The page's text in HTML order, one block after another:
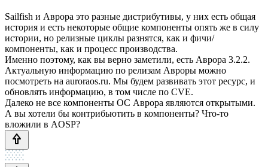
Sailfish и Аврора это разные дистрибутивы, у них есть общая
история и есть некоторые общие компоненты опять же в силу
истории, но релизные циклы разнятся, как и фичи/
компоненты, как и процесс производства.
Именно поэтому, как вы верно заметили, есть Аврора 3.2.2.
Актуальную информацию по релизам Авроры можно
посмотреть на auroraos.ru. Мы будем развивать этот ресурс, и
обновлять информацию, в том числе по CVE.
Далеко не все компоненты ОС Аврора являются открытыми.
А вы хотели бы контрибьютить в компоненты? Что-то
вложили в AOSP?